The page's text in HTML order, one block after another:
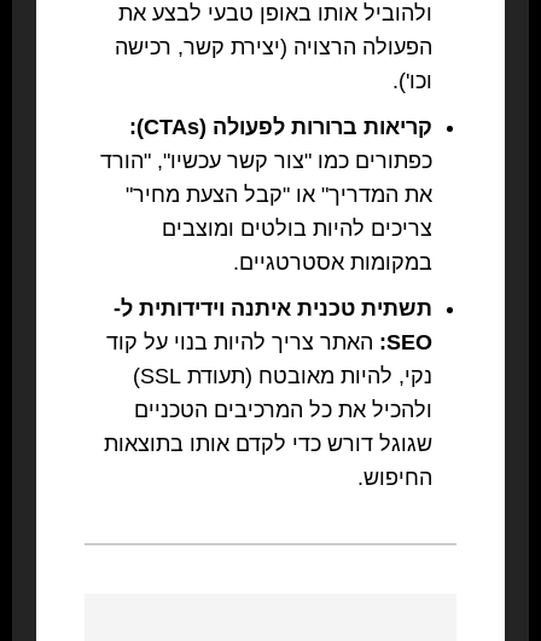
ולהוביל אותו באופן טבעי לבצע את
הפעולה הרצויה (יצירת קשר, רכישה
וכו').
קריאות ברורות לפעולה (CTAs):
כפתורים כמו "צור קשר עכשיו", "הורד
את המדריך" או "קבל הצעת מחיר"
צריכים להיות בולטים ומוצבים
במקומות אסטרטגיים.
תשתית טכנית איתנה וידידותית ל-
SEO: האתר צריך להיות בנוי על קוד
נקי, להיות מאובטח (תעודת SSL)
ולהכיל את כל המרכיבים הטכניים
שגוגל דורש כדי לקדם אותו בתוצאות
החיפוש.